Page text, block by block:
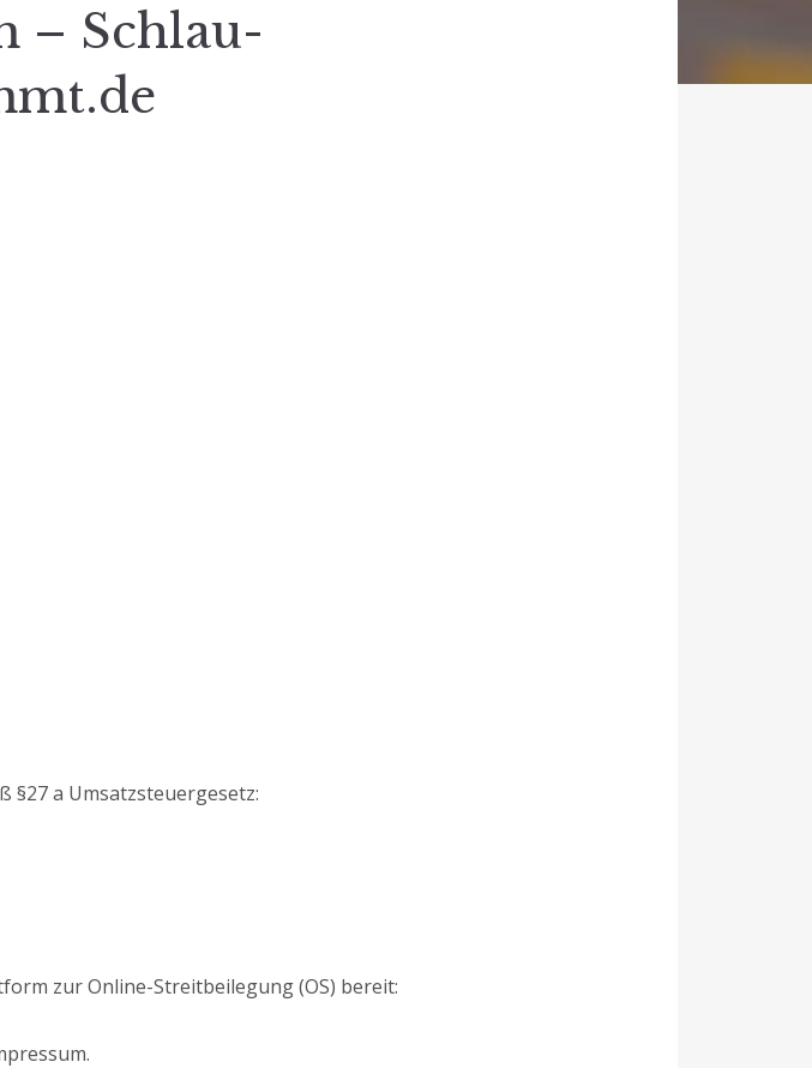
– Schlau-
a Umsatzsteuergesetz:
zur Online-Streitbeilegung (OS) bereit: